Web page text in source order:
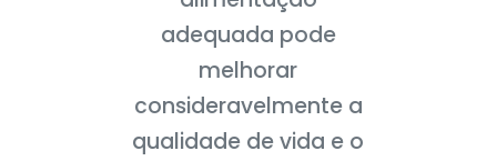
adequada pode
melhorar
consideravelmente a
qualidade de vida e o